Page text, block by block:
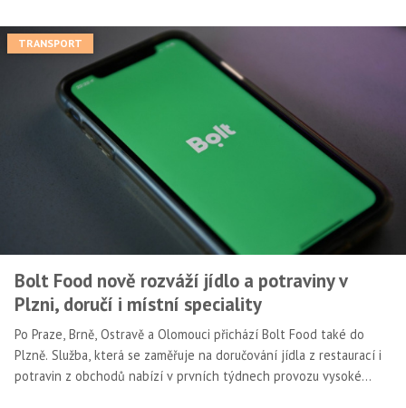
TRANSPORT
Bolt Food nově rozváží jídlo a potraviny v
Plzni, doručí i místní speciality
Po Praze, Brně, Ostravě a Olomouci přichází Bolt Food také do
Plzně. Služba, která se zaměřuje na doručování jídla z restaurací i
potravin z obchodů nabízí v prvních týdnech provozu vysoké